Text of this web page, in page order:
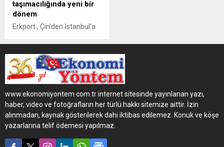
taşımacılığında yeni bir
dönem
Erkport , Çin’den İstanbul’a
taşımacılığında Yantai Port
Group ile stratejik iş birliği
anlaşması imzaladı.
www.ekonomiyontem.com.tr internet sitesinde yayınlanan yazı,
haber, video ve fotoğrafların her türlü hakkı sitemize aittir. İzin
alınmadan, kaynak gösterilerek dahi iktibas edilemez. Konuk ve köşe
yazarlarına telif ödemesi yapılmaz.